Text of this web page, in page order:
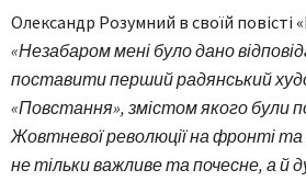
Олександр Розумний в своїй повісті
«Незабаром мені було дано
поставити перший радянський
«Повстання», змістом якого були
Жовтневої революції на фронті та
не тільки важливе та почесне, а й